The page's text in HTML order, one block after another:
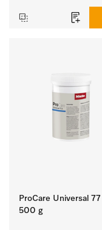
ProCare Universal
500 g